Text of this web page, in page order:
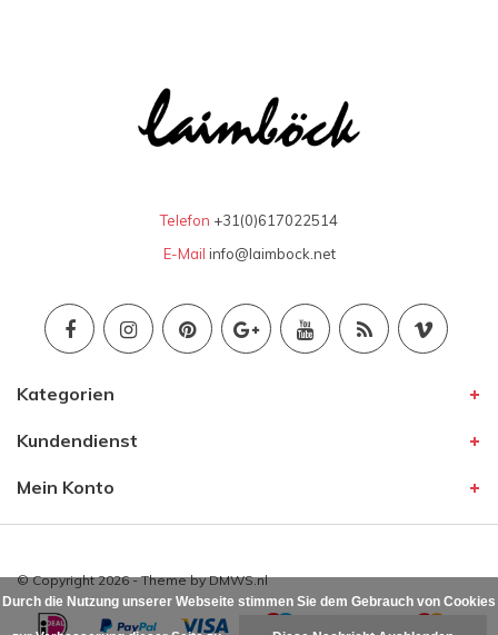
Telefon +31(0)617022514
E-Mail info@laimbock.net
Kategorien
Kundendienst
Mein Konto
© Copyright 2026 - Theme byDMWS.nl
Durch die Nutzung unserer Webseite stimmen Sie dem Gebrauch von Cookies